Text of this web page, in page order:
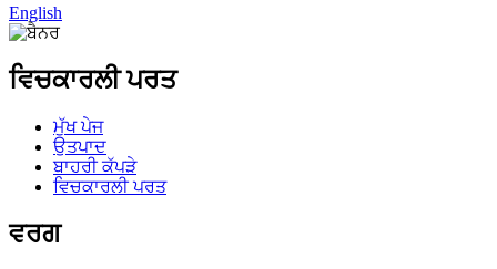
English
ਵਿਚਕਾਰਲੀ ਪਰਤ
ਮੁੱਖ ਪੇਜ
ਉਤਪਾਦ
ਬਾਹਰੀ ਕੱਪੜੇ
ਵਿਚਕਾਰਲੀ ਪਰਤ
ਵਰਗ